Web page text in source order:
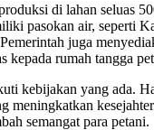
di lahan seluas
pasokan air, seperti
juga
rumah tangga
kebijakan yang ada.
semangat para petani.